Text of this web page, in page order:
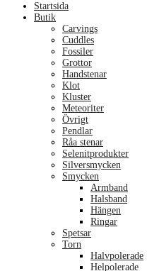
Startsida
Butik
Carvings
Cuddles
Fossiler
Grottor
Handstenar
Klot
Kluster
Meteoriter
Övrigt
Pendlar
Råa stenar
Selenitprodukter
Silversmycken
Smycken
Armband
Halsband
Hängen
Ringar
Spetsar
Torn
Halvpolerade
Helpolerade